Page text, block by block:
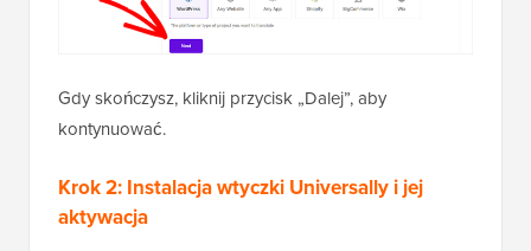
Gdy skończysz, kliknij przycisk „Dalej”, aby
kontynuować.
Krok 2: Instalacja wtyczki Universally i jej
aktywacja